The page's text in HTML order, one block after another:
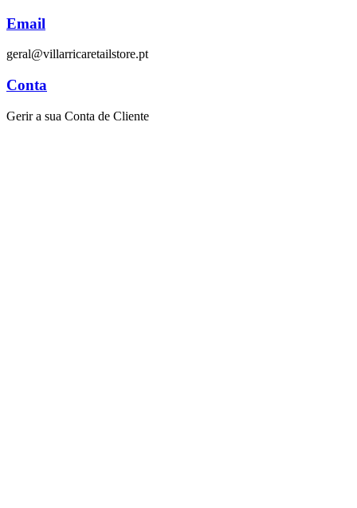
Email
geral@villarricaretailstore.pt
Conta
Gerir a sua Conta de Cliente